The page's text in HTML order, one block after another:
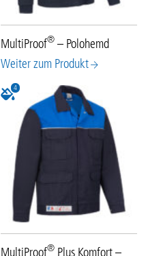
MultiProof® – Polohemd
Weiter zum Produkt
4
MultiProof® Plus Komfort –